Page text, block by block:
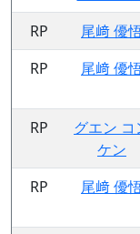
RP
尾﨑 優
RP
尾﨑 優
RP
グエン コ
ケン
RP 尾﨑 優